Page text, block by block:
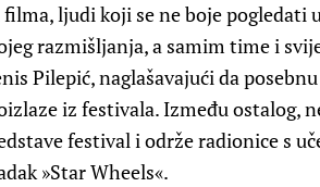
filma, ljudi koji se ne boje
razmišljanja, a samim time i
Pilepić, naglašavajući da
iz festivala. Između ostalog,
festival i održe radionice s
»Star Wheels«.